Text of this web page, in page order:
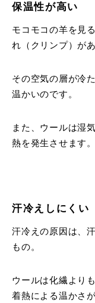
保温性が高い
モコモコの羊を見
れ（クリンプ）が
その空気の層が冷
温かいのです。
また、ウールは湿
熱を発生させます。
汗冷えしにくい
汗冷えの原因は、
もの。
ウールは化繊より
着熱による温かさ